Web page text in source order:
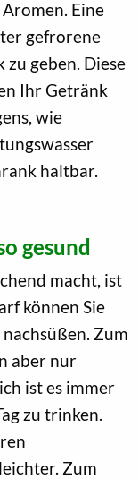
Eine
gefrorene
geben. Diese
Ihr Getränk
wie
haltbar.
gesund
macht, ist
können Sie
Zum
aber nur
ist es immer
zu trinken.
Zum